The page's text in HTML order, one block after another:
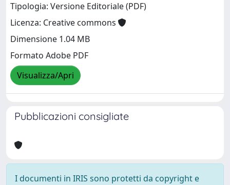
Tipologia: Versione Editoriale (PDF)
Licenza: Creative commons
Dimensione 1.04 MB
Formato Adobe PDF
Visualizza/Apri
Pubblicazioni consigliate
I documenti in IRIS sono protetti da copyright e